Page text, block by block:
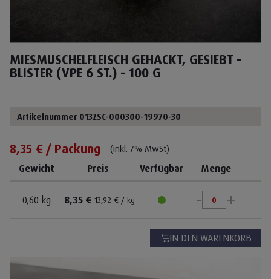
MIESMUSCHELFLEISCH GEHACKT, GESIEBT -
BLISTER (VPE 6 ST.) - 100 G
Artikelnummer 013ZSC-000300-19970-30
8,35 € / Packung (inkl. 7% MwSt)
Gewicht Preis Verfügbar Menge
0,60 kg 8,35 € 13,92 € / kg - +
IN DEN WARENKORB